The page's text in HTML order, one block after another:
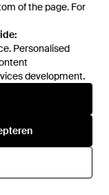
of the page. For
Personalised
development.
of the page. For
Personalised
development.
,Leer Frame
- Grijs
OP VOORRAAD